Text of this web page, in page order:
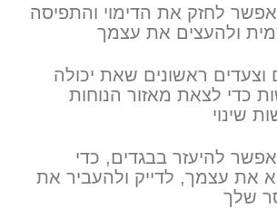
לחזק את הדימוי והתפיסה
ולהעצים את עצמך
וצעדים ראשונים שאת יכולה
כדי לצאת מאזור הנוחות
שינוי
להיעזר בבגדים, כדי
את עצמך, לדייק ולהעביר את
שלך